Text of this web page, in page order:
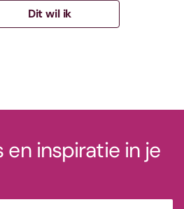
Dit wil ik
inspiratie in je